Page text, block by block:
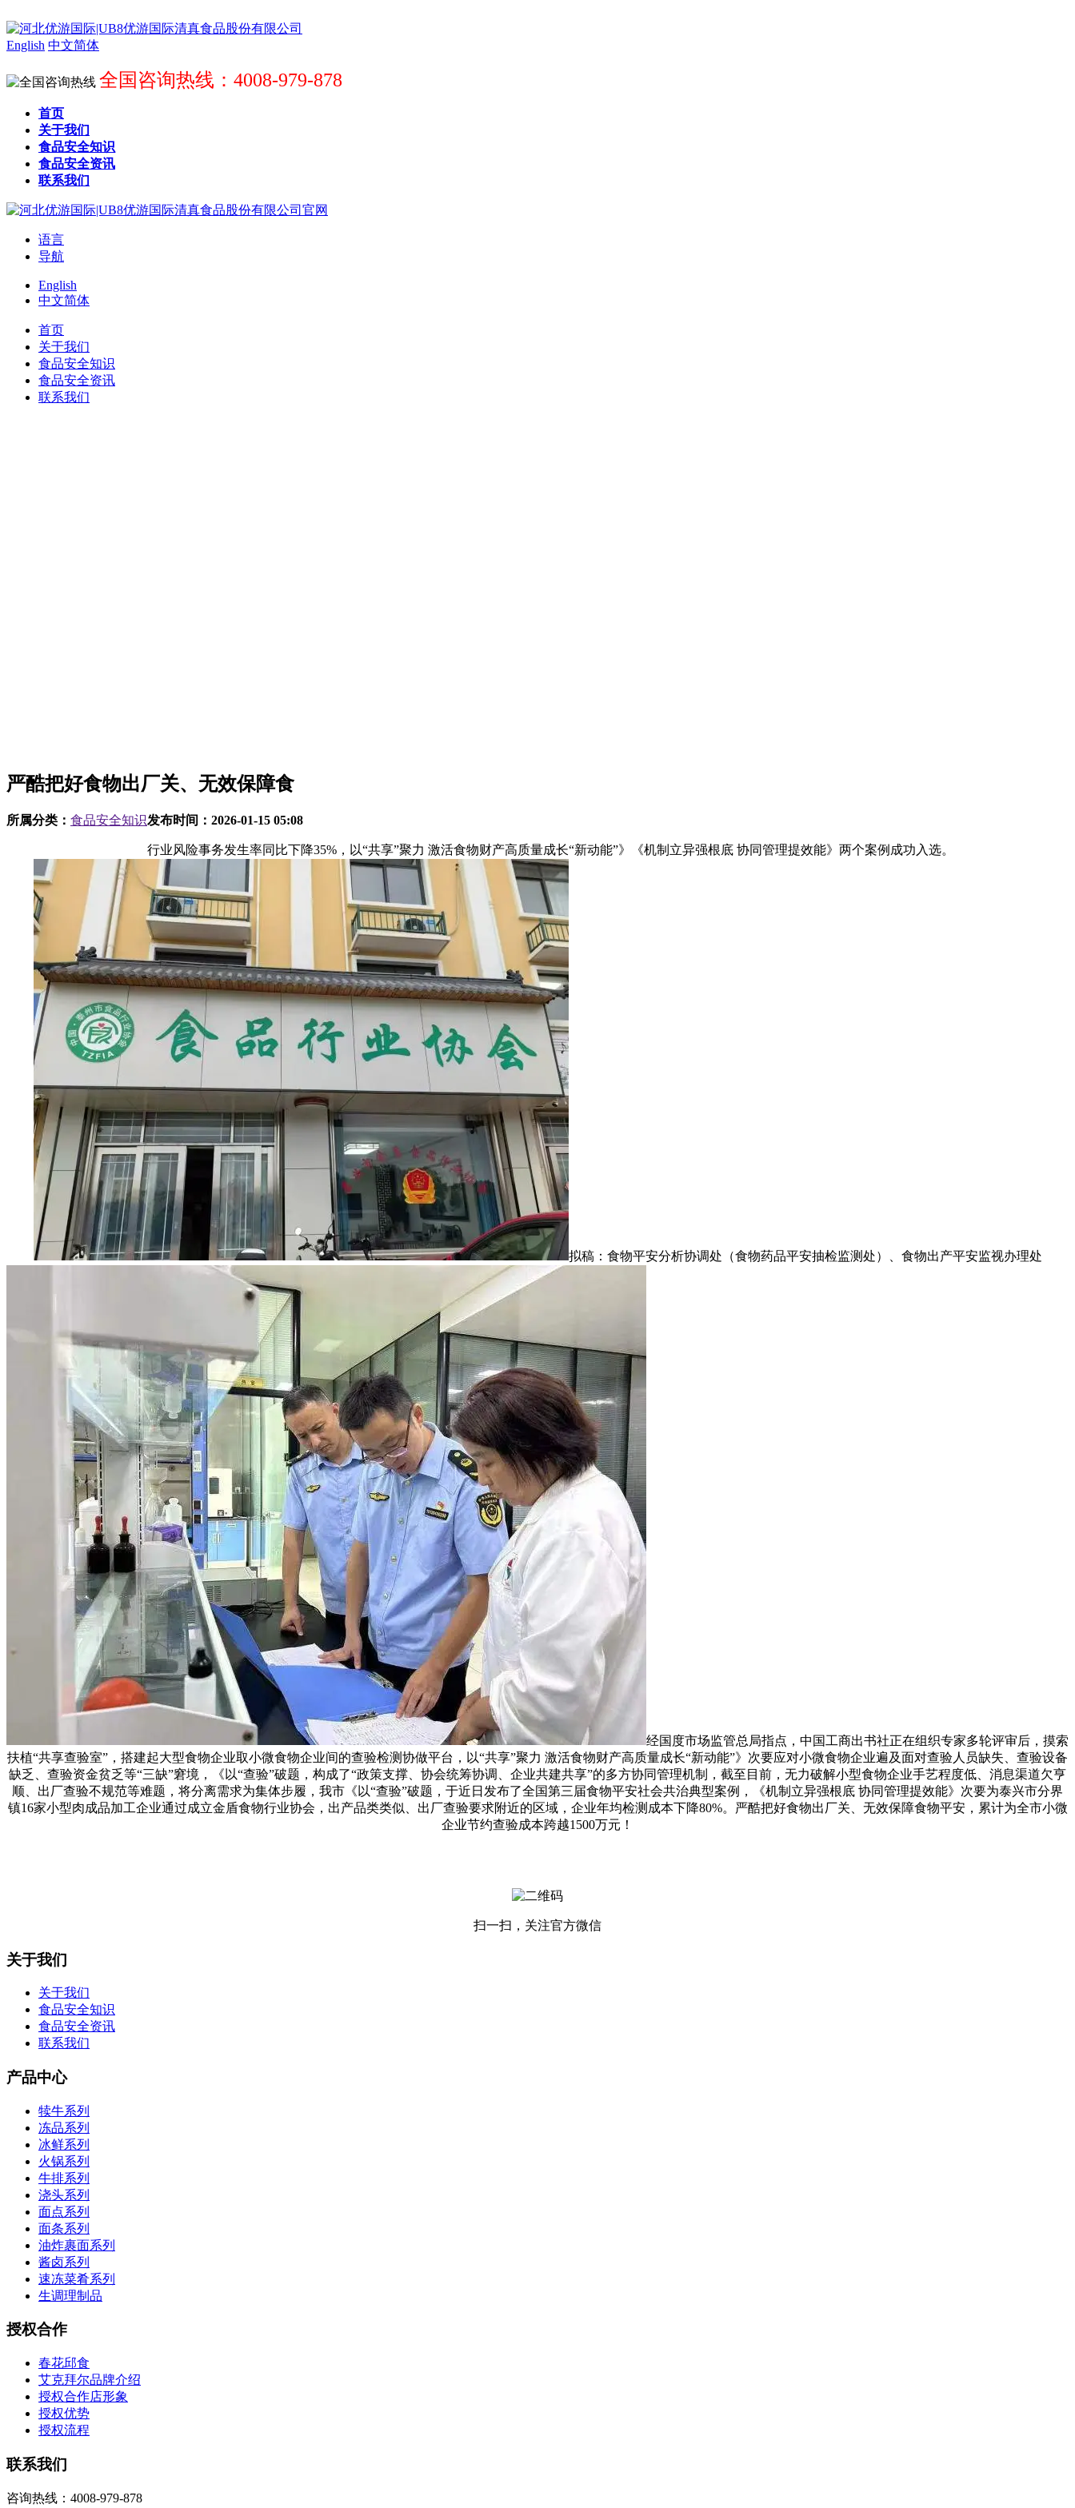
English 中文简体
全国咨询热线：4008-979-878
首页
关于我们
食品安全知识
食品安全资讯
联系我们
语言
导航
English
中文简体
首页
关于我们
食品安全知识
食品安全资讯
联系我们
严酷把好食物出厂关、无效保障食
所属分类： 食品安全知识发布时间： 2026-01-15 05:08
行业风险事务发生率同比下降35%，以“共享”聚力 激活食物财产高质量成长“新动能”》《机制立异强根底 协同管理提效能》两个案例成功入选。
拟稿：食物平安分析协调处（食物药品平安抽检监测处）、食物出产平安监视办理处
经国度市场监管总局指点，中国工商出书社正在组织专家多轮评审后，摸索
扶植“共享查验室”，搭建起大型食物企业取小微食物企业间的查验检测协做平台，以“共享”聚力 激活食物财产高质量成长“新动能”》次要应对小微食物企业遍及面对查验人员缺失、查验设备
缺乏、查验资金贫乏等“三缺”窘境，《以“查验”破题，构成了“政策支撑、协会统筹协调、企业共建共享”的多方协同管理机制，截至目前，无力破解小型食物企业手艺程度低、消息渠道欠亨
顺、出厂查验不规范等难题，将分离需求为集体步履，我市《以“查验”破题，于近日发布了全国第三届食物平安社会共治典型案例，《机制立异强根底 协同管理提效能》次要为泰兴市分界
镇16家小型肉成品加工企业通过成立金盾食物行业协会，出产品类类似、出厂查验要求附近的区域，企业年均检测成本下降80%。严酷把好食物出厂关、无效保障食物平安，累计为全市小微
企业节约查验成本跨越1500万元！
扫一扫，关注官方微信
关于我们
关于我们
食品安全知识
食品安全资讯
联系我们
产品中心
犊牛系列
冻品系列
冰鲜系列
火锅系列
牛排系列
浇头系列
面点系列
面条系列
油炸裹面系列
酱卤系列
速冻菜肴系列
生调理制品
授权合作
春花邱食
艾克拜尔品牌介绍
授权合作店形象
授权优势
授权流程
联系我们
咨询热线：4008-979-878